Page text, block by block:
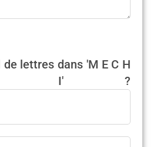
lettres dans 'M E C H
I' ?